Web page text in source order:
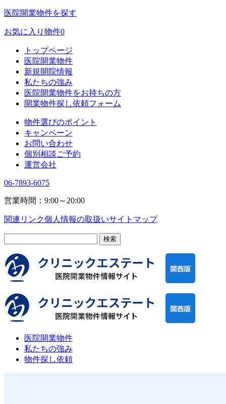
医院開業物件を探す
お気に入り物件0
トップページ
医院開業物件
新規開院情報
私たちの強み
医院開業物件をお持ちの方
開業物件探し依頼フォーム
物件選びのポイント
キャンペーン
お問い合わせ
個別相談ご予約
運営会社
06-7893-6075
営業時間：9:00～20:00
関連リンク個人情報の取扱いサイトマップ
医院開業物件
私たちの強み
物件探し依頼